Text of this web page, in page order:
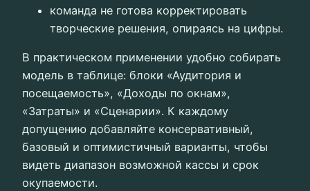
команда не готова корректировать
творческие решения, опираясь на цифры.
В практическом применении удобно собирать
модель в таблице: блоки «Аудитория и
посещаемость», «Доходы по окнам»,
«Затраты» и «Сценарии». К каждому
допущению добавляйте консервативный,
базовый и оптимистичный варианты, чтобы
видеть диапазон возможной кассы и срок
окупаемости.